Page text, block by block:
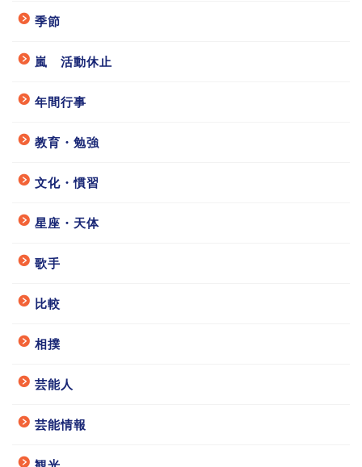
季節
嵐 活動休止
年間行事
教育・勉強
文化・慣習
星座・天体
歌手
比較
相撲
芸能人
芸能情報